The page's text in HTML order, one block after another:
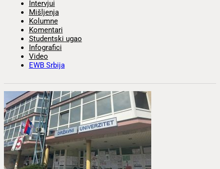
Intervjui
Mišljenja
Kolumne
Komentari
Studentski ugao
Infografici
Video
EWB Srbija